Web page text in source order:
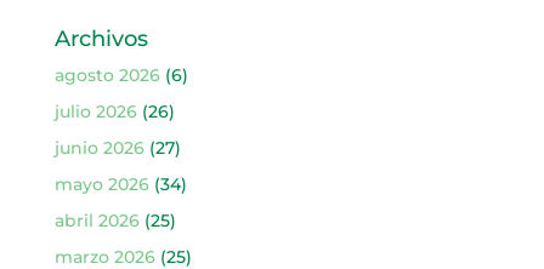
Archivos
agosto 2026(6)
julio 2026(26)
junio 2026(27)
mayo 2026(34)
abril 2026(25)
marzo 2026(25)